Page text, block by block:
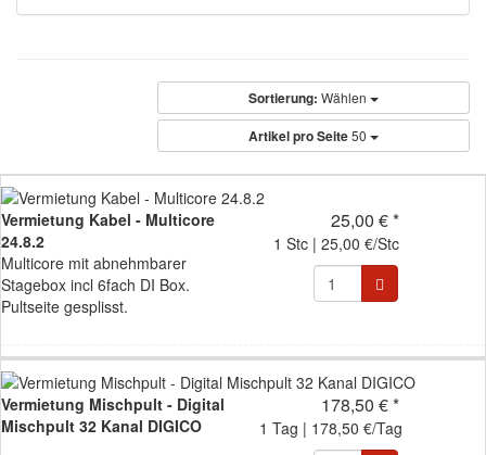
Sortierung: Wählen
Artikel pro Seite50
Vermietung Kabel - Multicore
24.8.2
Multicore mit abnehmbarer
Stagebox incl 6fach DI Box.
Pultseite gesplisst.
25,00 € *
1 Stc | 25,00 €/Stc
Vermietung Mischpult - Digital
Mischpult 32 Kanal DIGICO
178,50 € *
1 Tag | 178,50 €/Tag